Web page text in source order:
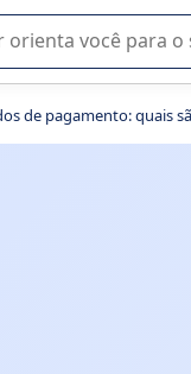
seleção de software
de pagamento: quais